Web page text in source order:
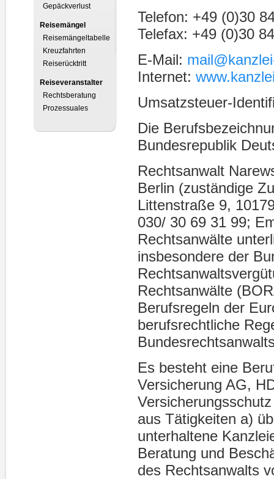
Telefon: +49 (0)30
Telefax: +49 (0)30
E-Mail:
Internet:
Umsatzsteuer-
Die
Bundesrepublik
Rechtsanwalt
Berlin (zuständige
Littenstraße 9,
030/ 30 69 31 99;
Rechtsanwälte
insbesondere der
Rechtsanwälte
Berufsregeln der
berufsrechtliche
Es besteht eine
Versicherung AG,
aus Tätigkeiten a)
unterhaltene
Beratung und
des Rechtsanwalts
Gepäckverlust
Reisemängel
Reisemängeltabelle
Kreuzfahrten
Reiserücktritt
Reiseveranstalter
Rechtsberatung
Prozessuales